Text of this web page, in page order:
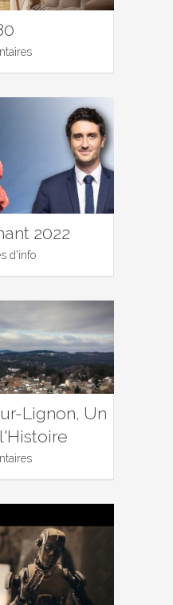
2022
d'info
Lignon, Un